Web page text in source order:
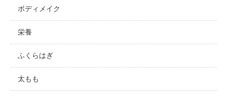
ボディメイク
栄養
ふくらはぎ
太もも